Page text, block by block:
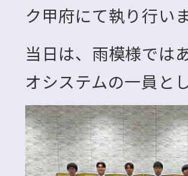
ク甲府にて執り行い
当日は、雨模様では
オシステムの一員と